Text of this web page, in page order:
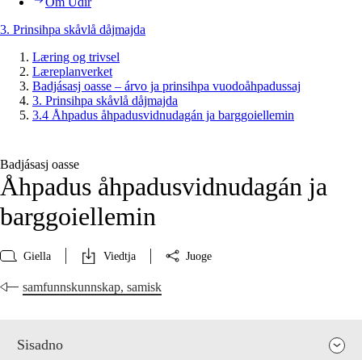
3. Prinsihpa skåvlå dåjmajda
Læring og trivsel
Læreplanverket
Badjásasj oasse – árvo ja prinsihpa vuodoåhpadussaj
3. Prinsihpa skåvlå dåjmajda
3.4 Åhpadus åhpadusvidnudagán ja barggoiellemin
Badjásasj oasse
Åhpadus åhpadusvidnudagán ja
barggoiellemin
Giella Viedtja Juoge
samfunnskunnskap, samisk
Sisadno